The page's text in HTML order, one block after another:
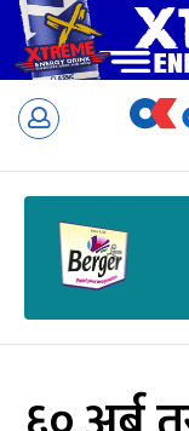
Skip